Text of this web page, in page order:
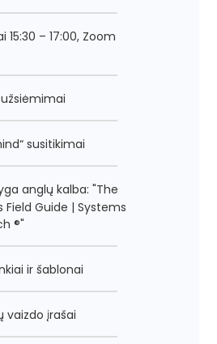
15:30 – 17:00, Zoom
susitikimai
anglų kalba: "The
Field Guide | Systems
®"
ir šablonai
vaizdo įrašai